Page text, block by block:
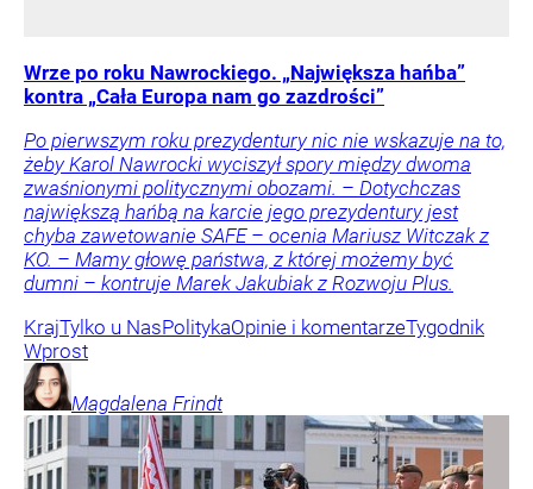
Wrze po roku Nawrockiego. „Największa hańba”
kontra „Cała Europa nam go zazdrości”
Po pierwszym roku prezydentury nic nie wskazuje na to,
żeby Karol Nawrocki wyciszył spory między dwoma
zwaśnionymi politycznymi obozami. – Dotychczas
największą hańbą na karcie jego prezydentury jest
chyba zawetowanie SAFE – ocenia Mariusz Witczak z
KO. – Mamy głowę państwa, z której możemy być
dumni – kontruje Marek Jakubiak z Rozwoju Plus.
KrajTylko u NasPolitykaOpinie i komentarzeTygodnik
Wprost
Magdalena Frindt